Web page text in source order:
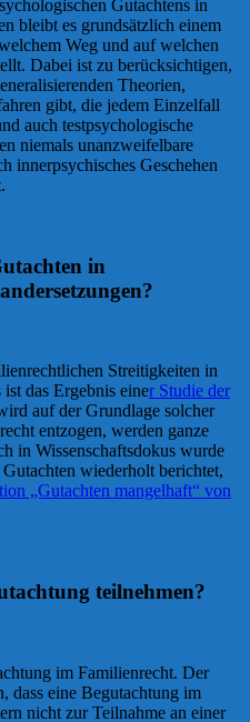
Gutachtens in
bleibt es grundsätzlich einem
Weg und auf welchen
Dabei ist zu berücksichtigen,
Theorien,
gibt, die jedem Einzelfall
auch testpsychologische
niemals unanzweifelbare
innerpsychisches Geschehen
in
Streitigkeiten in
das Ergebnis einer Studie der
auf der Grundlage solcher
entzogen, werden ganze
in Wissenschaftsdokus wurde
wiederholt berichtet,
„Gutachten mangelhaft“ von
teilnehmen?
im Familienrecht. Der
dass eine Begutachtung im
nicht zur Teilnahme an einer